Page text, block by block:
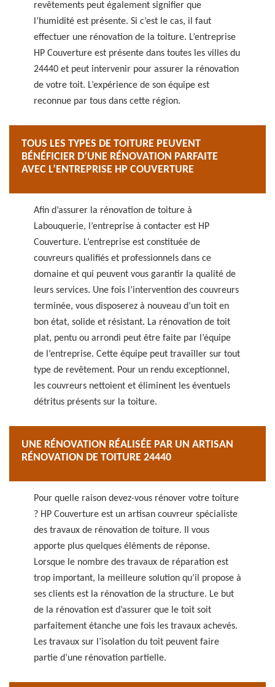
revêtements peut également signifier que
l’humidité est présente. Si c’est le cas, il faut
effectuer une rénovation de la toiture. L’entreprise
HP Couverture est présente dans toutes les villes du
24440 et peut intervenir pour assurer la rénovation
de votre toit. L’expérience de son équipe est
reconnue par tous dans cette région.
TOUS LES TYPES DE TOITURE PEUVENT
BÉNÉFICIER D’UNE RÉNOVATION PARFAITE
AVEC L’ENTREPRISE HP COUVERTURE
Afin d’assurer la rénovation de toiture à
Labouquerie, l’entreprise à contacter est HP
Couverture. L’entreprise est constituée de
couvreurs qualifiés et professionnels dans ce
domaine et qui peuvent vous garantir la qualité de
leurs services. Une fois l’intervention des couvreurs
terminée, vous disposerez à nouveau d’un toit en
bon état, solide et résistant. La rénovation de toit
plat, pentu ou arrondi peut être faite par l’équipe
de l’entreprise. Cette équipe peut travailler sur tout
type de revêtement. Pour un rendu exceptionnel,
les couvreurs nettoient et éliminent les éventuels
détritus présents sur la toiture.
UNE RÉNOVATION RÉALISÉE PAR UN ARTISAN
RÉNOVATION DE TOITURE 24440
Pour quelle raison devez-vous rénover votre toiture
? HP Couverture est un artisan couvreur spécialiste
des travaux de rénovation de toiture. Il vous
apporte plus quelques éléments de réponse.
Lorsque le nombre des travaux de réparation est
trop important, la meilleure solution qu’il propose à
ses clients est la rénovation de la structure. Le but
de la rénovation est d’assurer que le toit soit
parfaitement étanche une fois les travaux achevés.
Les travaux sur l’isolation du toit peuvent faire
partie d’une rénovation partielle.